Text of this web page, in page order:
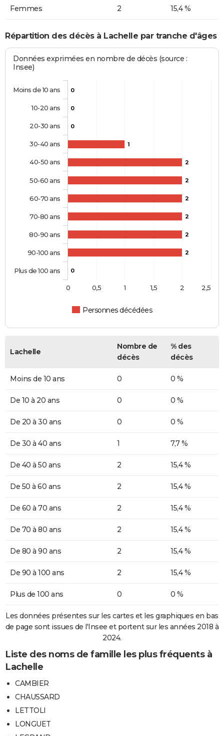
Femmes 2 15,4 %
Répartition des décès à Lachelle par tranche d'âges
Données exprimées en nombre de décès (source :
Insee)
0
0
0
1
2
2
2
2
2
2
0
Personnes décédées
Moins de 10 ans
10-20 ans
20-30 ans
30-40 ans
40-50 ans
50-60 ans
60-70 ans
70-80 ans
80-90 ans
90-100 ans
Plus de 100 ans
0 0,5 1 1,5 2 2,5
Lachelle
Nombre de
décès
% des
décès
Moins de 10 ans 0 0 %
De 10 à 20 ans 0 0 %
De 20 à 30 ans 0 0 %
De 30 à 40 ans 1 7,7 %
De 40 à 50 ans 2 15,4 %
De 50 à 60 ans 2 15,4 %
De 60 à 70 ans 2 15,4 %
De 70 à 80 ans 2 15,4 %
De 80 à 90 ans 2 15,4 %
De 90 à 100 ans 2 15,4 %
Plus de 100 ans 0 0 %
Les données présentes sur les cartes et les graphiques en bas
de page sont issues de l'Insee et portent sur les années 2018 à
2024.
Liste des noms de famille les plus fréquents à
Lachelle
CAMBIER
CHAUSSARD
LETTOLI
LONGUET